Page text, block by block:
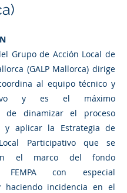
Grupo de Acción Local de
(GALP Mallorca) dirige
al equipo técnico y
y es el máximo
de dinamizar el proceso
y aplicar la Estrategia de
Participativo que se
el marco del fondo
FEMPA con especial
haciendo incidencia en el